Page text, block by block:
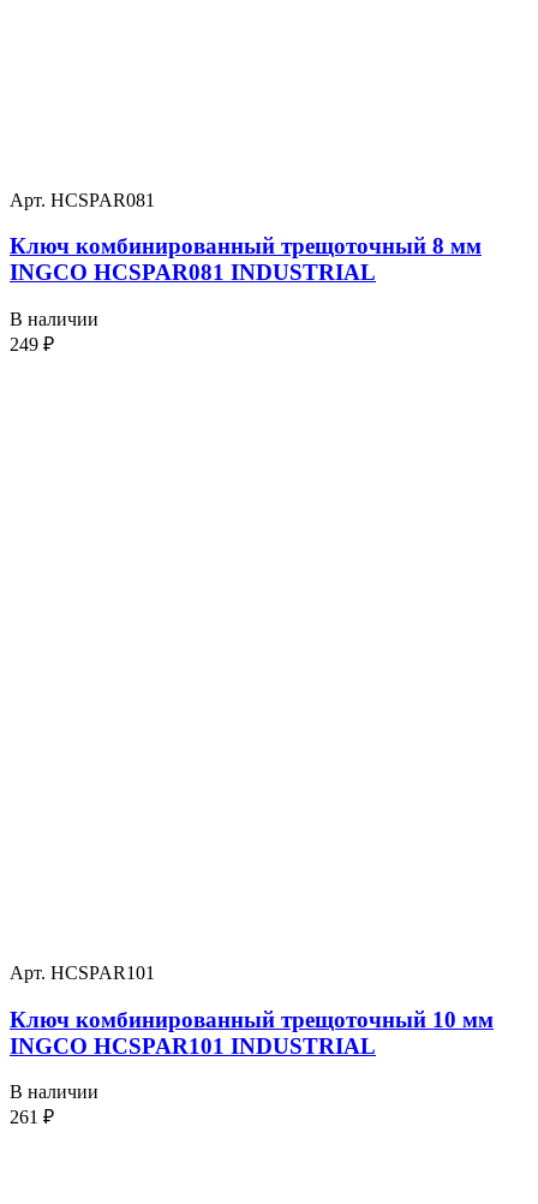
Арт. HCSPAR081
Ключ комбинированный трещоточный 8 мм
INGCO HCSPAR081 INDUSTRIAL
В наличии
249 ₽
Арт. HCSPAR101
Ключ комбинированный трещоточный 10 мм
INGCO HCSPAR101 INDUSTRIAL
В наличии
261 ₽